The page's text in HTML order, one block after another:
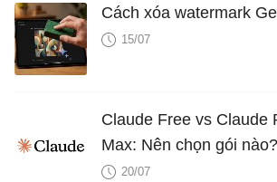
Cách xóa watermark
15/07
Claude Free vs Claude
Max: Nên chọn gói nào?
20/07